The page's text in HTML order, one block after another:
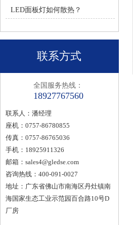
LED面板灯如何散热？
联系方式
全国服务热线：
18927767560
联系人：潘经理
座机：0757-86780855
传真：0757-86765036
手机：18925911326
邮箱： sales4@gledse.com
咨询热线：400-091-0027
地址：广东省佛山市南海区丹灶镇南
海国家生态工业示范园百合路10号D
厂房